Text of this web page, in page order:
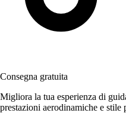
Consegna gratuita
Migliora la tua esperienza di
prestazioni aerodinamiche e stile